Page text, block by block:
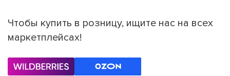
Чтобы купить в розницу, ищите нас на всех
маркетплейсах!